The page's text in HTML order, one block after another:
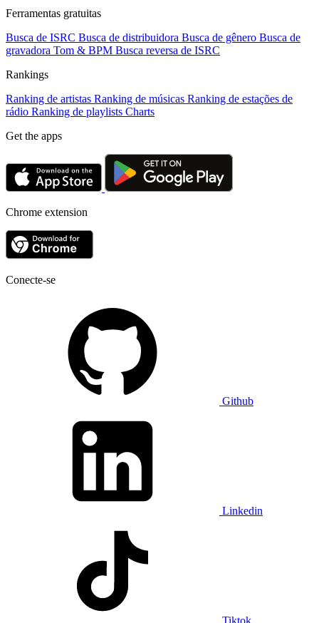
Ferramentas gratuitas
Busca de ISRC Busca de distribuidora Busca de gênero Busca de
gravadora Tom & BPM Busca reversa de ISRC
Rankings
Ranking de artistas Ranking de músicas Ranking de estações de
rádio Ranking de playlists Charts
Get the apps
Chrome extension
Conecte-se
Github
Linkedin
Tiktok